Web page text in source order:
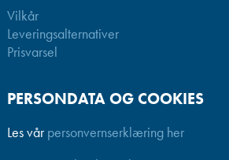
Vilkår
Leveringsalternativer
Prisvarsel
PERSONDATA OG COOKIES
Les vår personvernserklæring her